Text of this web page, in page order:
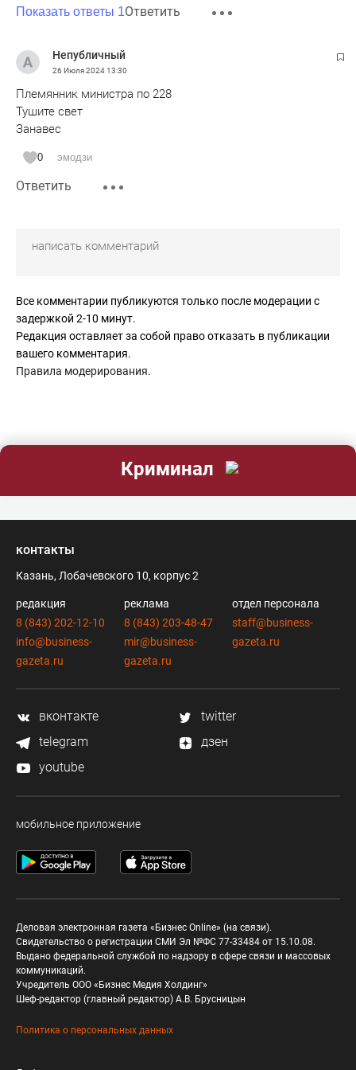
отделения. Это привело к очень большим проблемам
судебным делам.
Показать ответы 1Ответить
Непубличный
26 Июля 202413:30
Племянник министра по 228
Тушите свет
Занавес
0 эмодзи
Ответить
Все комментарии публикуются только после модерации с
задержкой 2-10 минут.
Редакция оставляет за собой право отказать в публикации
вашего комментария.
Правила модерирования.
Криминал
контакты
Казань, Лобачевского 10, корпус 2
редакция
8 (843) 202-12-10
info@business-
gazeta.ru
реклама
8 (843) 203-48-47
mir@business-
gazeta.ru
отдел персонала
staff@business-
gazeta.ru
вконтакте
twitter
telegram
дзен
youtube
мобильное приложение
Деловая электронная газета «Бизнес Online» (на связи).
Свидетельство о регистрации СМИ Эл №ФС 77-33484 от 15.10.08.
Выдано федеральной службой по надзору в сфере связи и массовых
коммуникаций.
Учредитель ООО «Бизнес Медия Холдинг»
Шеф-редактор (главный редактор) А.В. Брусницын
Политика о персональных данных